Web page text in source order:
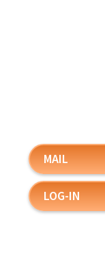
MAIL
LOG-IN